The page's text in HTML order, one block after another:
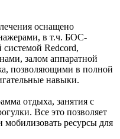
оснащено
в т.ч. БОС-
Redcord,
залом аппаратной
позволяющими в полной
навыки.
отдыха, занятия с
Все это позволяет
мобилизовать ресурсы для